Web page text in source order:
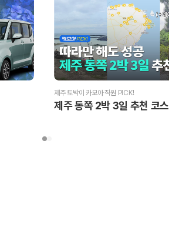
제주 토박이 카모아 직원 PICK!
제주 동쪽 2박 3일 추천 코스